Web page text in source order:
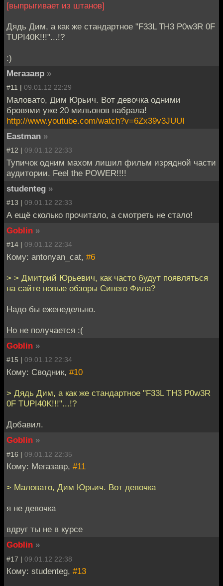
[выпрыгивает из штанов]
Дядь Дим, а как же стандартное "F33L TH3 P0w3R 0F
TUPI40K!!!"...!?
:)
Мегазавр »
#11 | 09.01.12 22:29
Маловато, Дим Юрьич. Вот девочка одними
бровями уже 20 мильонов набрала!
http://www.youtube.com/watch?v=6Zx39v3JUUI
Eastman »
#12 | 09.01.12 22:33
Тупичок одним махом лишил фильм изрядной части
аудитории. Feel the POWER!!!!
studenteg »
#13 | 09.01.12 22:33
А ещё сколько прочитало, а смотреть не стало!
Goblin »
#14 | 09.01.12 22:34
Кому: antonyan_cat, #6
> > Дмитрий Юрьевич, как часто будут появляться
на сайте новые обзоры Синего Фила?
Надо бы еженедельно.
Но не получается :(
Goblin »
#15 | 09.01.12 22:34
Кому: Сводник, #10
> Дядь Дим, а как же стандартное "F33L TH3 P0w3R
0F TUPI40K!!!"...!?
Добавил.
Goblin »
#16 | 09.01.12 22:35
Кому: Мегазавр, #11
> Маловато, Дим Юрьич. Вот девочка
я не девочка
вдруг ты не в курсе
Goblin »
#17 | 09.01.12 22:38
Кому: studenteg, #13